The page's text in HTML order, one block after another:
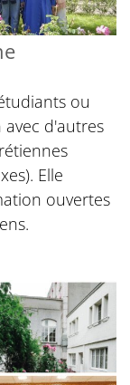
ou
d'autres
Elle
ouvertes